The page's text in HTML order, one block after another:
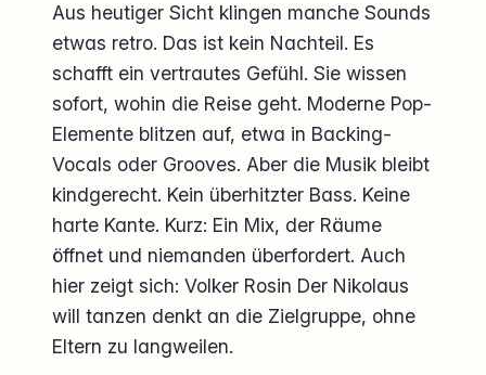
Aus heutiger Sicht klingen manche Sounds
etwas retro. Das ist kein Nachteil. Es
schafft ein vertrautes Gefühl. Sie wissen
sofort, wohin die Reise geht. Moderne Pop-
Elemente blitzen auf, etwa in Backing-
Vocals oder Grooves. Aber die Musik bleibt
kindgerecht. Kein überhitzter Bass. Keine
harte Kante. Kurz: Ein Mix, der Räume
öffnet und niemanden überfordert. Auch
hier zeigt sich: Volker Rosin Der Nikolaus
will tanzen denkt an die Zielgruppe, ohne
Eltern zu langweilen.